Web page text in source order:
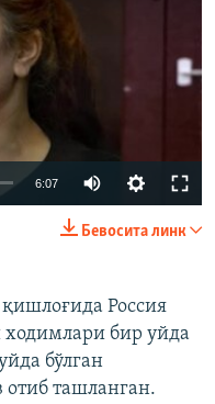
мавжуд эмас
6:07
720p
1080p
Бевосита линк
Россия
ходимлари бир уйда
бўлган
ташланган.